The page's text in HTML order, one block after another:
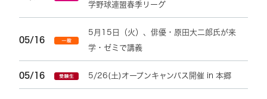
学野球連盟春季リーグ
05/16
5月15日（火）、俳優・原田大二郎氏が来
学・ゼミで講義
05/16 5/26(土)オープンキャンパス開催 in 本郷